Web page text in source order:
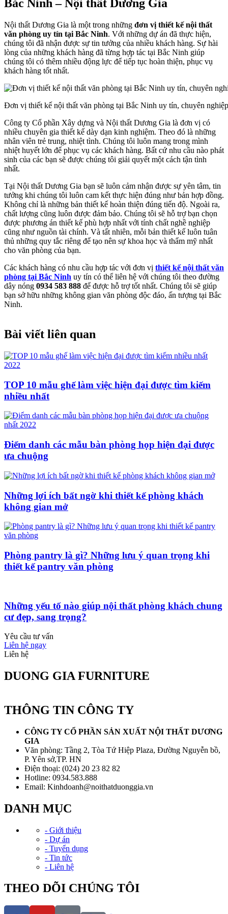
Bắc Ninh – Nội thất Dương Gia
Nội thất Dương Gia là một trong những đơn vị thiết kế nội thất
văn phòng uy tín tại Bắc Ninh. Với những dự án đã thực hiện,
chúng tôi đã nhận được sự tin tưởng của nhiều khách hàng. Sự hài
lòng của những khách hàng đã từng hợp tác tại Bắc Ninh giúp
chúng tôi có thêm nhiều động lực để tiếp tục hoàn thiện, phục vụ
khách hàng tốt nhất.
Đơn vị thiết kế nội thất văn phòng tại Bắc Ninh uy tín, chuyên nghiệp
Công ty Cổ phần Xây dựng và Nội thất Dương Gia là đơn vị có
nhiều chuyên gia thiết kế dày dạn kinh nghiệm. Theo đó là những
nhân viên trẻ trung, nhiệt tình. Chúng tôi luôn mang trong mình
nhiệt huyết lớn để phục vụ các khách hàng. Bất cứ nhu cầu nào phát
sinh của các bạn sẽ được chúng tôi giải quyết một cách tận tình
nhất.
Tại Nội thất Dương Gia bạn sẽ luôn cảm nhận được sự yên tâm, tin
tưởng khi chúng tôi luôn cam kết thực hiện đúng như bản hợp đồng.
Không chỉ là những bản thiết kế hoàn thiện đúng tiến độ. Ngoài ra,
chất lượng cũng luôn được đảm bảo. Chúng tôi sẽ hỗ trợ bạn chọn
được phương án thiết kế phù hợp nhất với tính chất nghề nghiệp
cũng như nguồn tài chính. Và tất nhiên, mỗi bản thiết kế luôn tuân
thủ những quy tắc riêng để tạo nên sự khoa học và thẩm mỹ nhất
cho văn phòng của bạn.
Các khách hàng có nhu cầu hợp tác với đơn vị thiết kế nội thất văn
phòng tại Bắc Ninh uy tín có thể liên hệ với chúng tôi theo đường
dây nóng 0934 583 888 để được hỗ trợ tốt nhất. Chúng tôi sẽ giúp
bạn sở hữu những không gian văn phòng độc đáo, ấn tượng tại Bắc
Ninh.
Bài viết liên quan
TOP 10 mẫu ghế làm việc hiện đại được tìm kiếm
nhiều nhất
Điểm danh các mẫu bàn phòng họp hiện đại được
ưa chuộng
Những lợi ích bất ngờ khi thiết kế phòng khách
không gian mở
Phòng pantry là gì? Những lưu ý quan trọng khi
thiết kế pantry văn phòng
Những yếu tố nào giúp nội thất phòng khách chung
cư đẹp, sang trọng?
Yêu cầu tư vấn
Liên hệ ngay
Liên hệ
DUONG GIA FURNITURE
THÔNG TIN CÔNG TY
CÔNG TY CỔ PHẦN SẢN XUẤT NỘI THẤT DƯƠNG
GIA
Văn phòng: Tầng 2, Tòa Tứ Hiệp Plaza, Đường Nguyễn bồ,
P. Yên sở,TP. HN
Điện thoại: (024) 20 23 82 82
Hotline: 0934.583.888
Email: Kinhdoanh@noithatduonggia.vn
DANH MỤC
- Giới thiệu
- Dự án
- Tuyển dụng
- Tin tức
- Liên hệ
THEO DÕI CHÚNG TÔI